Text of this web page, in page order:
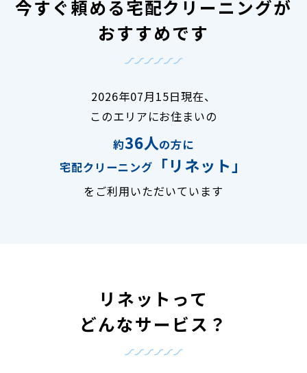
今すぐ頼める宅配クリーニングが
おすすめです
2026年07月15日現在、
このエリアにお住まいの
約36人の方に
宅配クリーニング
「リネット」
をご利用いただいています
リネットって
どんなサービス？